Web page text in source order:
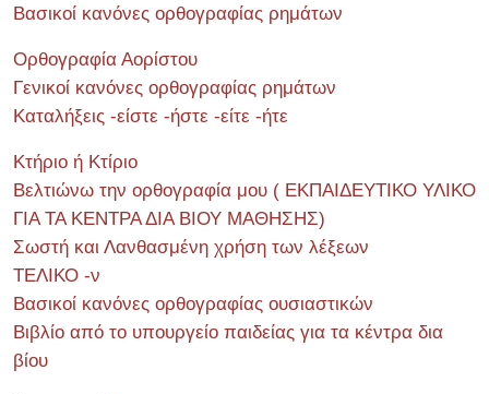
Βασικοί κανόνες ορθογραφίας ρημάτων
Ορθογραφία Αορίστου
Γενικοί κανόνες ορθογραφίας ρημάτων
Καταλήξεις -είστε -ήστε -είτε -ήτε
Κτήριο ή Κτίριο
Βελτιώνω την ορθογραφία μου ( ΕΚΠΑΙΔΕΥΤΙΚΟ ΥΛΙΚΟ
ΓΙΑ ΤΑ ΚΕΝΤΡΑ ΔΙΑ ΒΙΟΥ ΜΑΘΗΣΗΣ)
Σωστή και Λανθασμένη χρήση των λέξεων
ΤΕΛΙΚΟ -ν
Βασικοί κανόνες ορθογραφίας ουσιαστικών
Βιβλίο από το υπουργείο παιδείας για τα κέντρα δια
βίου